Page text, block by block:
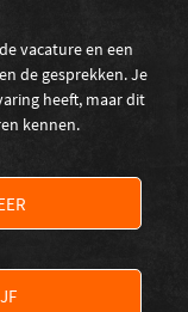
vacature en een
de gesprekken. Je
heeft, maar dit
kennen.